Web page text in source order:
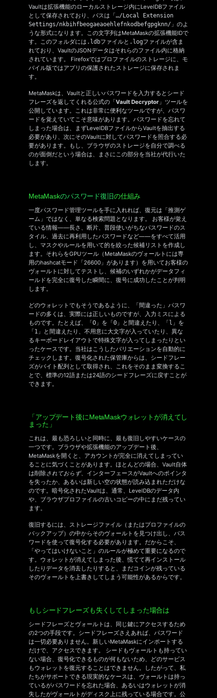
Vaultは拡張機能のローカルストレージ内にLevelDBファイル
として保存されており、パスは「 …/Local Extension
Settings/nkbihfbeogaeaoehlefnkodbefgpgknn/ 」のよ
うな形式になります。この文字列はMetaMaskの拡張機能IDで
す。このフォルダには .ldbファイルと .logファイルが含ま
れており、VaultのJSONデータはそれらのファイル内に格納
されています。 Firefoxではプロファイルのストレージに、モ
バイル版ではアプリの保護されたストレージに保存されま
す。
MetaMaskは、Vaultと正しいパスワードを入力するとシード
フレーズを返してくれる公式の「 Vault Decryptor 」ツールを
公開しています。これは非常に便利なツールですが、パスワ
ードを覚えていてこそ意味があります。パスワードを忘れて
しまった場合は、まずLevelDBファイルからVaultを抽出する
必要があり、次にそのVaultに対してパスワードを照合する必
要があります。もし、ブラウザのストレージを自分で調べる
のが面倒だという場合は、まさにこの部分を当社が代行いた
します。
MetaMaskのパスワード復旧の仕組み
一度パスワード管理ツールを手に入れれば、復元は「推測ゲ
ーム」ではなく、単なる検索問題となります。 お客様が覚え
ている情報――長さ、断片、普段使いがちなパスワードのス
タイル、過去に再利用したパスワードなど――をすべて活用
し、マスクやルールを用いて的を絞った候補リストを作成し
ます。それらをGPUツール（MetaMaskのヴォールトには専
用のhashcatモード「26600」があります）を用いてお客様の
ヴォールトに対してテストし、候補のいずれかがデータ フィ
ールドを完全に復号した瞬間に、復号に成功したことが判明
します。
どのウォレットでもそうであるように、「間違った」パスワ
ードの多くは、実際には正しいものですが、入力ミスによる
ものです。たとえば、「 O」 を 「0」 と間違えたり、「 l」 を
「1」
と間違えたり、不用意に大文字が入っていたり、異な
るキーボードレイアウトで特殊文字が入ってしまったりとい
ったケースです。当社はこうしたバリエーションを自動的に
チェックします。復号化された保管庫からは、シードフレー
ズがバイト配列として取得され、これをそのまま変換するこ
とで、標準の12語または24語のシードフレーズに戻すことが
できます。
「アップデート後にMetaMaskウォレットが消えてし
まった」
これは、最も恐ろしいと同時に、最も復旧しやすいケースの
一つです。ブラウザや拡張機能のアップデート後、
MetaMaskを開くと、アカウントが完全に消えてしまってい
ることに気づくことがあります。ほとんどの場合、Vault自体
は削除されておらず、インターフェースがVaultへのポインタ
を失ったか、あるいは新しい空の状態が読み込まれただけな
のです。暗号化されたVaultは、通常、LevelDBのデータ内
や、ブラウザプロファイルの古いコピーの中にまだ残ってい
ます。
復旧するには、ストレージファイル（またはプロファイルの
バックアップ）の中からそのヴォールトを見つけ出し、パス
ワードを使って復号化する必要があります。だからこそ、
「やってはいけないこと」のルールが極めて重要になるので
す。ウォレットが消えてしまった後、慌てて再インストール
したりデータを消去したりすると、まだコインが残っている
そのヴォールトを上書きしてしまう可能性があるからです。
もしシードフレーズも失くしてしまった場合は
シードフレーズとヴォールトは、同じ鍵にアクセスするため
の2つの手段です。シードフレーズさえあれば、パスワード
は一切必要ありません。新しいMetaMaskにインポートする
だけで、アクセスできます。 シードもヴォールトも持ってい
ない場合、復号化できるものが何もないため、どのサービス
もウォレットを復元することはできません。したがって、私
たちがサポートできる現実的なケースは、ヴォールトは持っ
ているがパスワードを忘れた場合、あるいはウォレットが消
失したがヴォールトがディスク上に残っている場合です。公